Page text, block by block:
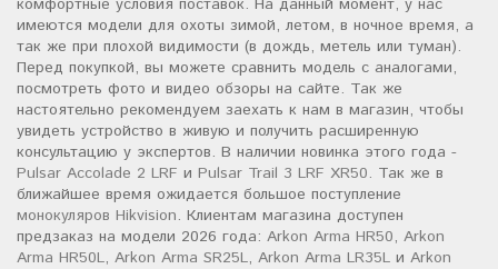
имеются модели для охоты зимой, летом, в ночное время, а
так же при плохой видимости (в дождь, метель или туман).
Перед покупкой, вы можете сравнить модель с аналогами,
посмотреть фото и видео обзоры на сайте. Так же
настоятельно рекомендуем заехать к нам в магазин, чтобы
увидеть устройство в живую и получить расширенную
консультацию у экспертов. В наличии новинка этого года -
Pulsar Accolade 2 LRF и Pulsar Trail 3 LRF XR50. Так же в
ближайшее время ожидается большое поступление
монокуляров Hikvision. Клиентам магазина доступен
предзаказ на модели 2026 года: Arkon Arma HR50, Arkon
Arma HR50L, Arkon Arma SR25L, Arkon Arma LR35L и Arkon